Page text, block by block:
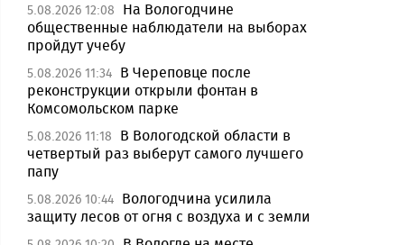
5.08.2026 12:08
На Вологодчине
общественные наблюдатели на выборах
пройдут учебу
5.08.2026 11:34 В Череповце после
реконструкции открыли фонтан в
Комсомольском парке
5.08.2026 11:18
В Вологодской области в
четвертый раз выберут самого лучшего
папу
5.08.2026 10:44 Вологодчина усилила
защиту лесов от огня с воздуха и с земли